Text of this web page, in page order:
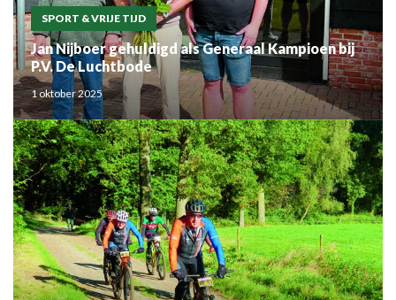
SPORT & VRIJE TIJD
Jan Nijboer gehuldigd als Generaal Kampioen bij
P.V. De Luchtbode
1 oktober 2025